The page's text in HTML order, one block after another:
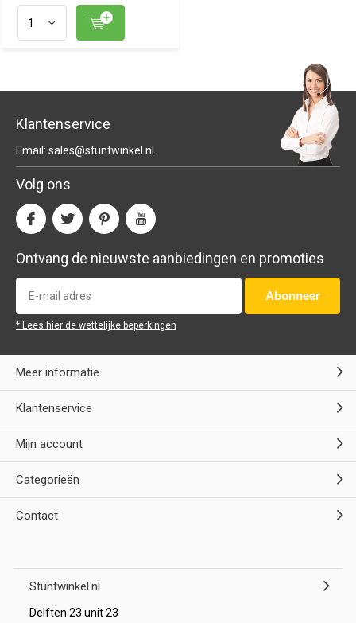
Klantenservice
Email: sales@stuntwinkel.nl
Volg ons
Ontvang de nieuwste aanbiedingen en promoties
Abonneer
* Lees hier de wettelijke beperkingen
Meer informatie
Klantenservice
Mijn account
Categorieën
Contact
Stuntwinkel.nl
Delften 23 unit 23